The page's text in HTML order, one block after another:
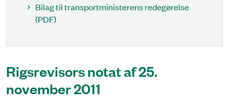
Bilag til transportministerens redegørelse
(PDF)
Rigsrevisors notat af 25.
november 2011